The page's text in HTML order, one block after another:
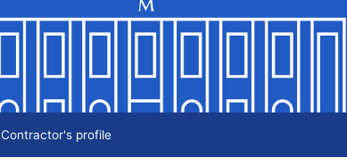
Contractor's profile